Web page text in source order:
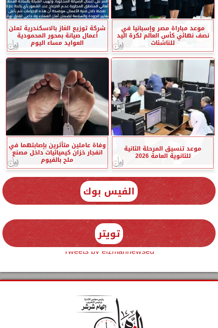
موعد مباراة مصر وإسبانيا في
نصف نهائي كأس العالم لكرة اليد
للناشئات
شركة توزيع الغاز بالاسكندرية تعلن
أعمال صيانة بمحور المحمودية
العوايد مساء اليوم
موعد تنسيق المرحلة الثانية
للثانوية العامة 2026
وفاة عاملين متأثرين بإصابتهما في
انفجار خزان كيميائيات داخل مصنع
ملح بالفيوم
الفيس بوك
تويتر
Tweets by elzmannewseg